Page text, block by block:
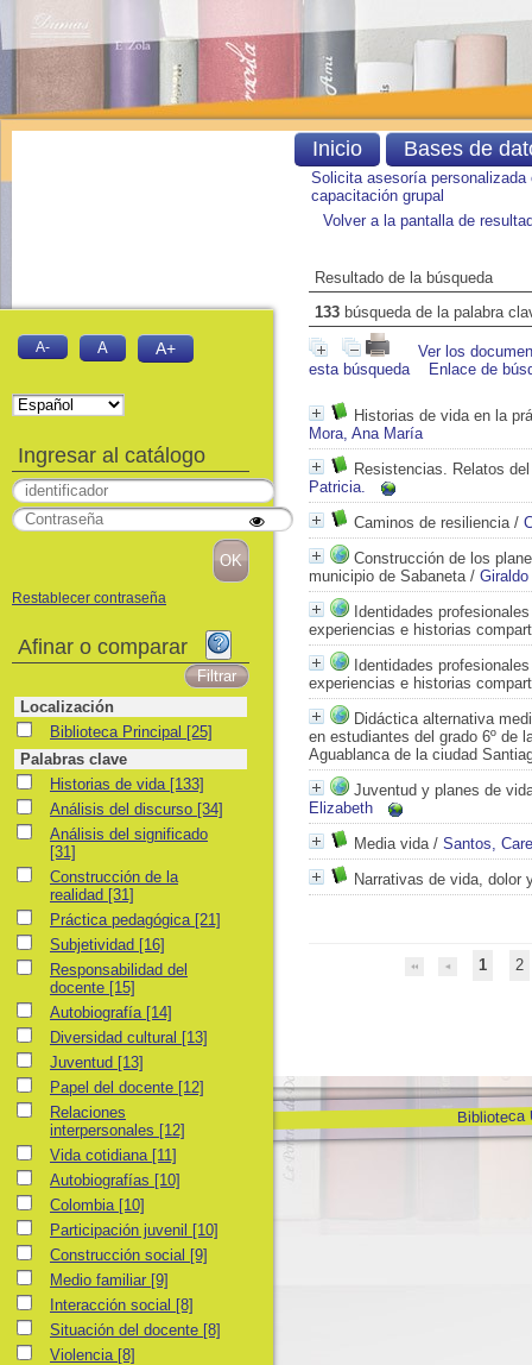
Solicita asesoría personalizada
capacitación grupal
Volver a la pantalla de
Resultado de la búsqueda
133 búsqueda de la palabra
Ver los
esta búsqueda
Enlace de
Historias de vida en la
Mora, Ana María
Resistencias. Relatos
Patricia.
Caminos de resiliencia/
Construcción de los
municipio de Sabaneta/
Identidades
experiencias e historias
Identidades
experiencias e historias
Didáctica alternativa
en estudiantes del grado 6º de
Aguablanca de la ciudad
Juventud y planes de
Elizabeth
Media vida/ Santos, Care
Narrativas de vida, dolor
1 2
Biblioteca
Inicio Bases de
A- A A+
Ingresar al catálogo
Restablecer contraseña
Afinar o comparar
Localización
Biblioteca Principal
Biblioteca Principal [25]
Palabras clave
Historias de vida
Historias de vida [133]
Análisis del discurso
Análisis del discurso [34]
Análisis del significado
Análisis del significado
[31]
Construcción de la realidad
Construcción de la
realidad [31]
Práctica pedagógica
Práctica pedagógica [21]
Subjetividad
Subjetividad [16]
Responsabilidad del docente
Responsabilidad del
docente [15]
Autobiografía
Autobiografía [14]
Diversidad cultural
Diversidad cultural [13]
JuventudJuventud [13]
Papel del docente
Papel del docente [12]
Relaciones interpersonales
Relaciones
interpersonales [12]
Vida cotidiana
Vida cotidiana [11]
Autobiografías
Autobiografías [10]
ColombiaColombia [10]
Participación juvenil
Participación juvenil
[10]
Construcción social
Construcción social [9]
Medio familiar
Medio familiar [9]
Interacción social
Interacción social [8]
Situación del docente
Situación del docente [8]
ViolenciaViolencia [8]